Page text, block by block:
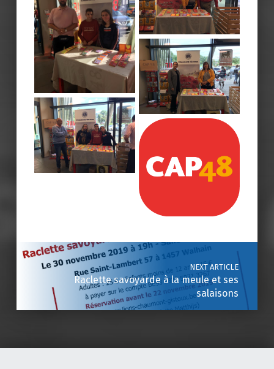
Post navigation
NEXT ARTICLE
Raclette savoyarde à la meule et ses
salaisons